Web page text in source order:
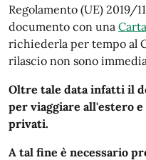
Regolamento (UE) 2019/
documento con una
richiederla per tempo al
rilascio non sono
Oltre tale data infatti il
per viaggiare all'estero
privati.
A tal fine è necessario